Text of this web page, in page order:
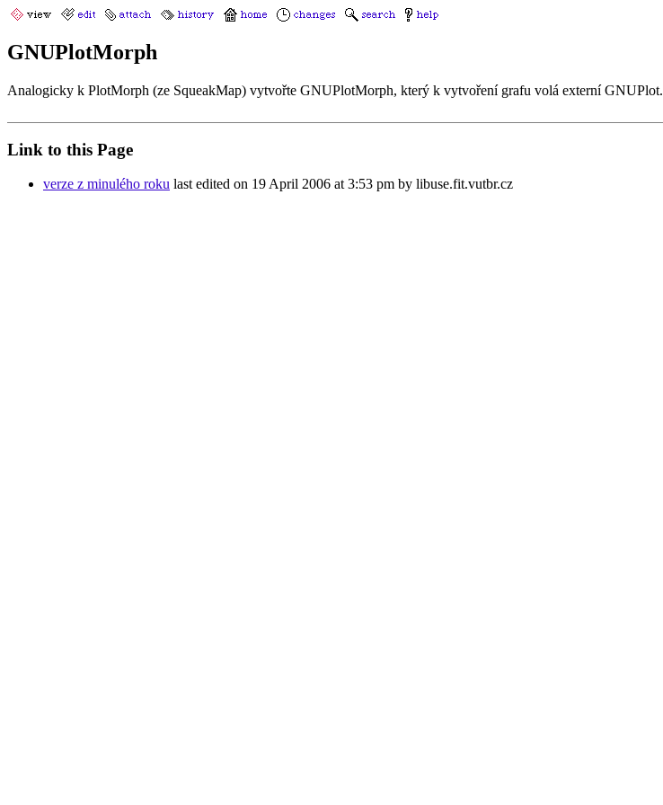
GNUPlotMorph
Analogicky k PlotMorph (ze SqueakMap) vytvořte GNUPlotMorph, který k vytvoření grafu volá externí GNUPlot.
Link to this Page
verze z minulého roku last edited on 19 April 2006 at 3:53 pm by libuse.fit.vutbr.cz